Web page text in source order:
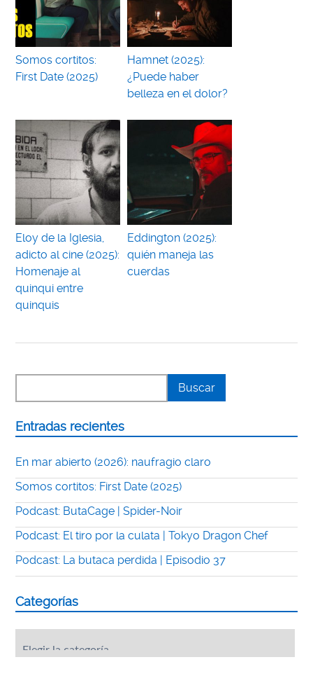
Somos cortitos:
First Date (2025)
Hamnet (2025):
¿Puede haber
belleza en el dolor?
Eloy de la Iglesia,
adicto al cine (2025):
Homenaje al
quinqui entre
quinquis
Eddington (2025):
quién maneja las
cuerdas
Entradas recientes
En mar abierto (2026): naufragio claro
Somos cortitos: First Date (2025)
Podcast: ButaCage | Spider-Noir
Podcast: El tiro por la culata | Tokyo Dragon Chef
Podcast: La butaca perdida | Episodio 37
Categorías